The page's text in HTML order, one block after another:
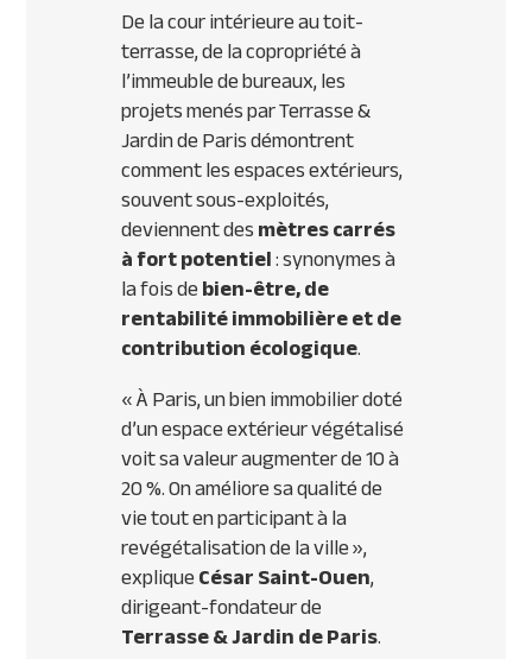
Nous contacter
De la cour intérieure au toit-
terrasse, de la copropriété à
l’immeuble de bureaux, les
projets menés par Terrasse &
Jardin de Paris démontrent
comment les espaces extérieurs,
souvent sous-exploités,
deviennent desmètres carrés
à fort potentiel: synonymes à
la fois debien-être, de
rentabilité immobilière et de
contribution écologique.
« À Paris, un bien immobilier doté
d’un espace extérieur végétalisé
voit sa valeur augmenter de 10 à
20 %. On améliore sa qualité de
vie tout en participant à la
revégétalisation de la ville »,
expliqueCésar Saint-Ouen,
dirigeant-fondateur de
Terrasse & Jardin de Paris.